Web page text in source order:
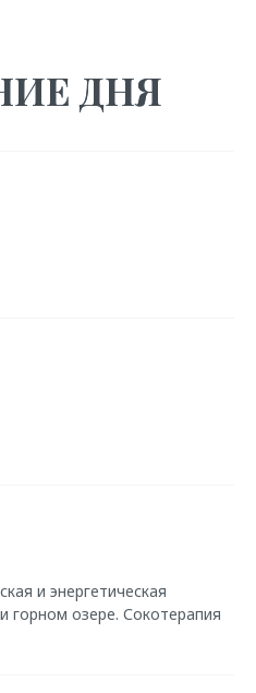
и энергетическая
горном озере. Сокотерапия